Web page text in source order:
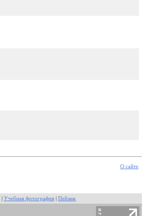
О сайте
Учебная фотография Пейзаж